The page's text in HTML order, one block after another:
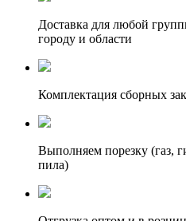
Доставка для любой
городу и области
Комплектация сборных
Выполняем порезку (газ,
пила)